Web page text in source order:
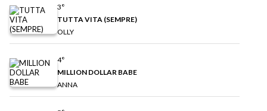
3°
TUTTA VITA (SEMPRE)
OLLY
4°
MILLION DOLLAR BABE
ANNA